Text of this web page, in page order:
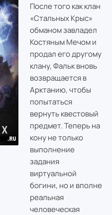
После того как клан
«Стальных Крыс»
обманом завладел
Костяным Мечом и
продал его другому
клану, Фальк вновь
возвращается в
Арктанию, чтобы
попытаться
вернуть квестовый
предмет. Теперь на
кону не только
выполнение
задания
виртуальной
богини, но и вполне
реальная
человеческая